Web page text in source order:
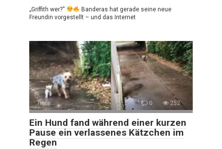
„Griffith wer?“
Banderas hat gerade seine neue
Freundin vorgestellt – und das Internet
Tiere 0 252
Ein Hund fand während einer kurzen
Pause ein verlassenes Kätzchen im
Regen